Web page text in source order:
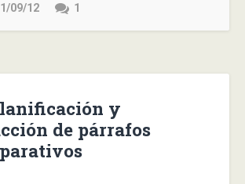
09/12 1
y
de párrafos